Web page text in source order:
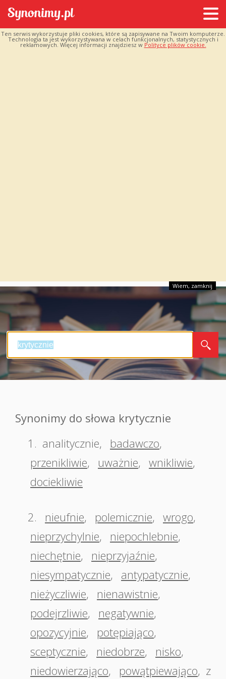
Ten serwis wykorzystuje pliki cookies, które są zapisywane na Twoim komputerze.
Technologia ta jest wykorzystywana w celach funkcjonalnych, statystycznych i
reklamowych. Więcej informacji znajdziesz w Polityce plików cookie.
Wiem, zamknij
Synonimy do słowa krytycznie
1. analitycznie, badawczo,
przenikliwie, uważnie, wnikliwie,
dociekliwie
2. nieufnie, polemicznie, wrogo,
nieprzychylnie, niepochlebnie,
niechętnie, nieprzyjaźnie,
niesympatycznie, antypatycznie,
nieżyczliwie, nienawistnie,
podejrzliwie, negatywnie,
opozycyjnie, potępiająco,
sceptycznie, niedobrze, nisko,
niedowierzająco, powątpiewająco, z